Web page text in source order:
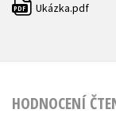
PDF Ukázka.pdf
HODNOCENÍ